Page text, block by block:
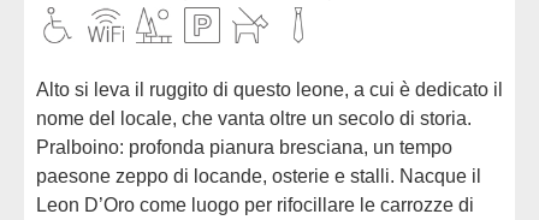
Alto si leva il ruggito di questo leone, a cui è dedicato il
nome del locale, che vanta oltre un secolo di storia.
Pralboino: profonda pianura bresciana, un tempo
paesone zeppo di locande, osterie e stalli. Nacque il
Leon D’Oro come luogo per rifocillare le carrozze di